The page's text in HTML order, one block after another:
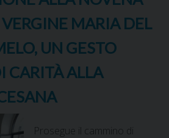
MARIA DEL
UN GESTO
CARITÀ ALLA
Prosegue il cammino di